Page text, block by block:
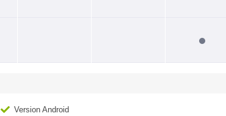
Version Android